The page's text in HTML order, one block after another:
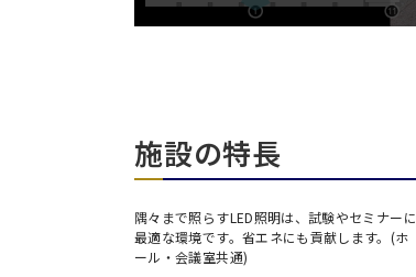
施設の特長
隅々まで照らすLED照明は、試験やセミナーに
最適な環境です。省エネにも貢献します。(ホ
ール・会議室共通)